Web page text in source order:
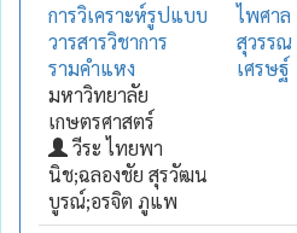
การวิเคราะห์รูปแบบ
วารสารวิชาการ
รามคำแหง
มหาวิทยาลัย
เกษตรศาสตร์
วีระ ไทยพา
นิช;ฉลองชัย สุรวัฒน
บูรณ์;อรจิต ภูแพ
ไพศาล
สุวรรณ
เศรษฐ์